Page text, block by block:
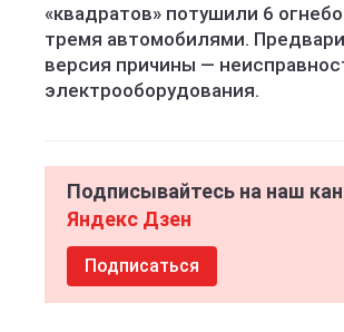
«квадратов» потушили 6
тремя автомобилями.
версия причины —
электрооборудования.
Подписывайтесь на наш
Яндекс Дзен
Подписаться